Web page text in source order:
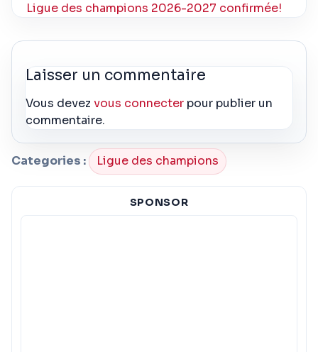
Ligue des champions 2026-2027 confirmée!
Laisser un commentaire
Vous devezvous connecter pour publier un
commentaire.
Categories : Ligue des champions
SPONSOR